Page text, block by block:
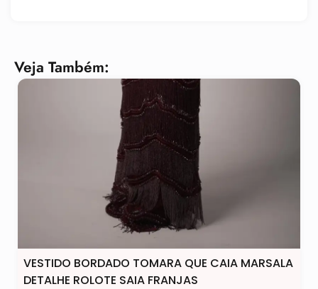
Veja Também:
VESTIDO BORDADO TOMARA QUE CAIA MARSALA
DETALHE ROLOTE SAIA FRANJAS